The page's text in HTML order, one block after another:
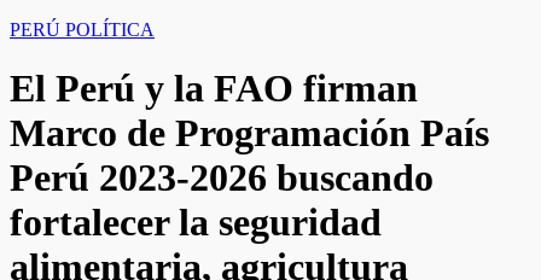
PERÚ POLÍTICA
El Perú y la FAO firman
Marco de Programación País
Perú 2023-2026 buscando
fortalecer la seguridad
alimentaria, agricultura